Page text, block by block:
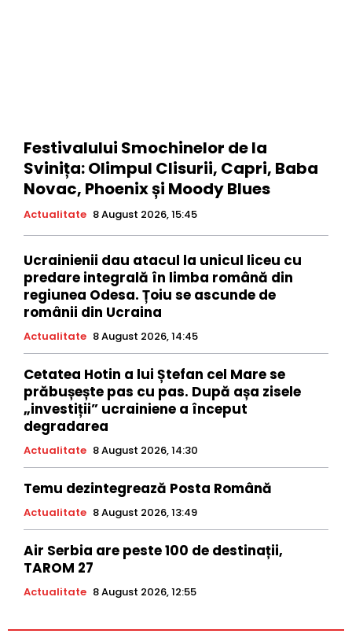
Festivalului Smochinelor de la
Svinița: Olimpul Clisurii, Capri, Baba
Novac, Phoenix și Moody Blues
Actualitate 8 August 2026, 15:45
Ucrainienii dau atacul la unicul liceu cu
predare integrală în limba română din
regiunea Odesa. Țoiu se ascunde de
românii din Ucraina
Actualitate 8 August 2026, 14:45
Cetatea Hotin a lui Ștefan cel Mare se
prăbușește pas cu pas. După așa zisele
„investiții” ucrainiene a început
degradarea
Actualitate 8 August 2026, 14:30
Temu dezintegrează Posta Română
Actualitate 8 August 2026, 13:49
Air Serbia are peste 100 de destinații,
TAROM 27
Actualitate 8 August 2026, 12:55